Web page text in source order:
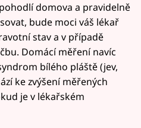
domova a pravidelně
bude moci váš lékař
stav a v případě
Domácí měření navíc
bílého pláště (jev,
ke zvýšení měřených
je v lékařském